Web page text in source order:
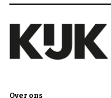
Over ons